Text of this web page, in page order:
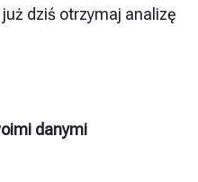
dziś otrzymaj analizę
danymi